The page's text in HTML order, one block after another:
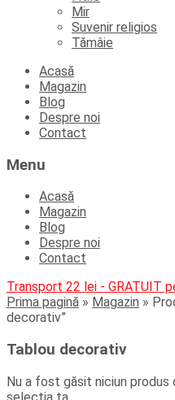
Mir
Suvenir religios
Tămâie
Skip
content
Acasă
Magazin
Blog
Despre noi
Contact
Menu
Acasă
Magazin
Blog
Despre noi
Contact
Transport 22 lei - GRATUIT
Prima pagină » Magazin »
decorativ”
Tablou decorativ
Nu a fost găsit niciun